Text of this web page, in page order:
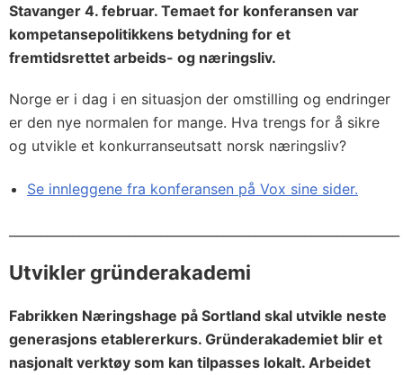
Stavanger 4. februar. Temaet for konferansen var
kompetansepolitikkens betydning for et
fremtidsrettet arbeids- og næringsliv.
Norge er i dag i en situasjon der omstilling og endringer
er den nye normalen for mange. Hva trengs for å sikre
og utvikle et konkurranseutsatt norsk næringsliv?
Se innleggene fra konferansen på Vox sine sider.
Utvikler gründerakademi
Fabrikken Næringshage på Sortland skal utvikle neste
generasjons etablererkurs. Gründerakademiet blir et
nasjonalt verktøy som kan tilpasses lokalt. Arbeidet